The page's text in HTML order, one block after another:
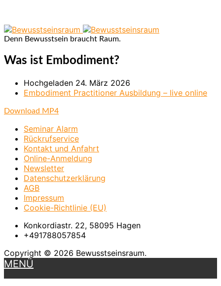
Denn Bewusstsein braucht Raum.
Was ist Embodiment?
Hochgeladen 24. März 2026
Embodiment Practitioner Ausbildung – live online
Download MP4
Seminar Alarm
Rückrufservice
Kontakt und Anfahrt
Online-Anmeldung
Newsletter
Datenschutzerklärung
AGB
Impressum
Cookie-Richtlinie (EU)
Konkordiastr. 22, 58095 Hagen
+491788057854
Copyright © 2026 Bewusstseinsraum.
MENÜ